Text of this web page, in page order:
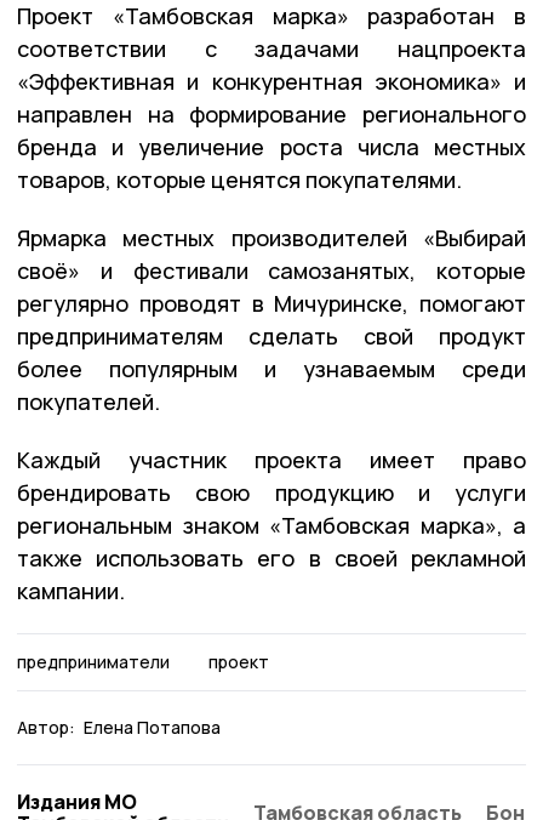
Проект «Тамбовская марка» разработан в
соответствии с задачами нацпроекта
«Эффективная и конкурентная экономика» и
направлен на формирование регионального
бренда и увеличение роста числа местных
товаров, которые ценятся покупателями.
Ярмарка местных производителей «Выбирай
своё» и фестивали самозанятых, которые
регулярно проводят в Мичуринске, помогают
предпринимателям сделать свой продукт
более популярным и узнаваемым среди
покупателей.
Каждый участник проекта имеет право
брендировать свою продукцию и услуги
региональным знаком «Тамбовская марка», а
также использовать его в своей рекламной
кампании.
предприниматели проект
Автор: Елена Потапова
Издания МО
Тамбовская область